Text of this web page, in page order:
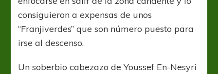
consiguieron a expensas de unos
“Franjiverdes” que son número puesto para
irse al descenso.
Un soberbio cabezazo de Youssef En-Nesyri